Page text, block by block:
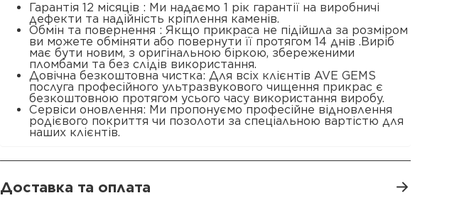
Гарантія 12 місяців : Ми надаємо 1 рік гарантії на виробничі
дефекти та надійність кріплення каменів.
Обмін та повернення : Якщо прикраса не підійшла за розміром
ви можете обміняти або повернути її протягом 14 днів .Виріб
має бути новим, з оригінальною біркою, збереженими
пломбами та без слідів використання.
Довічна безкоштовна чистка: Для всіх клієнтів AVE GEMS
послуга професійного ультразвукового чищення прикрас є
безкоштовною протягом усього часу використання виробу.
Сервіси оновлення: Ми пропонуємо професійне відновлення
родієвого покриття чи позолоти за спеціальною вартістю для
наших клієнтів.
Доставка та оплата